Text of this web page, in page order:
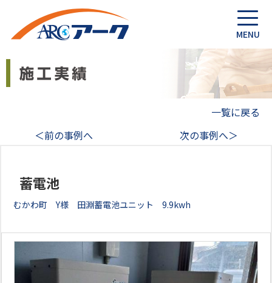
一覧に戻る
＜前の事例へ
次の事例へ＞
蓄電池
むかわ町 Y様 田淵蓄電池ユニット 9.9kwh